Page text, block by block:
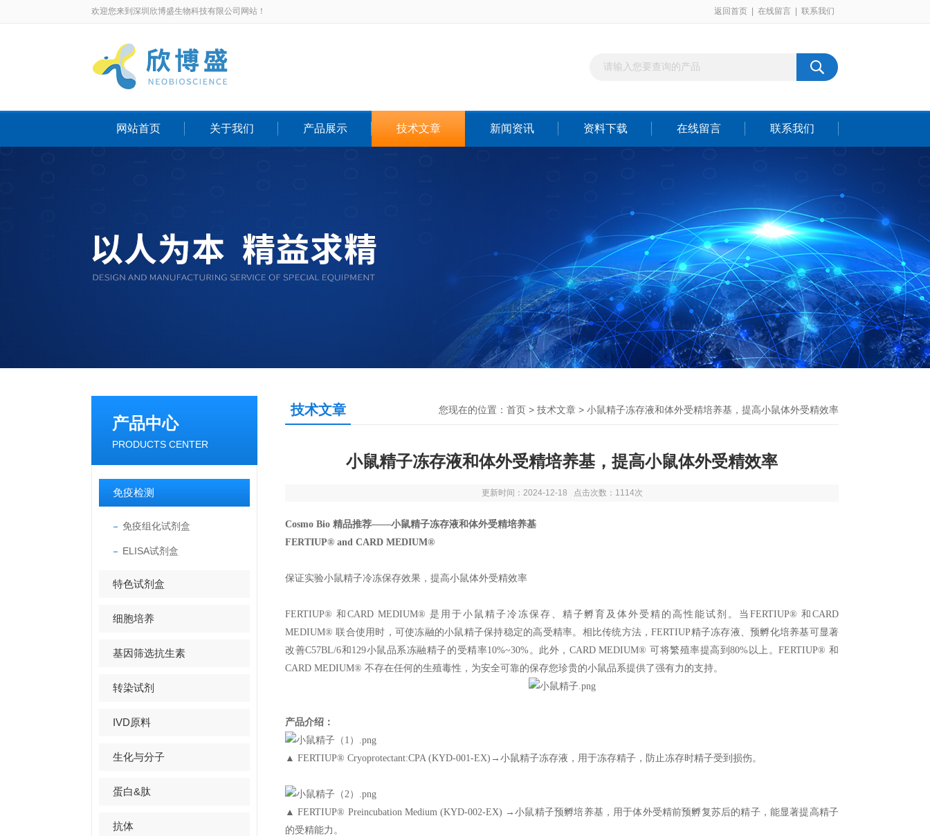
欢迎您来到深圳欣博盛生物科技有限公司网站！ 返回首页 在线留言 联系我们
网站首页 关于我们 产品展示 技术文章 新闻资讯 资料下载 在线留言 联系我们
产品中心
PRODUCTS CENTER
免疫检测
免疫组化试剂盒
ELISA试剂盒
特色试剂盒
细胞培养
基因筛选抗生素
转染试剂
IVD原料
生化与分子
蛋白&肽
抗体
技术文章 您现在的位置： 首页 > 技术文章 > 小鼠精子冻存液和体外受精培养基，提高小鼠体外受精效率
小鼠精子冻存液和体外受精培养基，提高小鼠体外受精效率
更新时间：2024-12-18 点击次数：1114次
Cosmo Bio 精品推荐——小鼠精子冻存液和体外受精培养基
FERTIUP® and CARD MEDIUM®
保证实验小鼠精子冷冻保存效果，提高小鼠体外受精效率
FERTIUP® 和CARD MEDIUM® 是用于小鼠精子冷冻保存、精子孵育及体外受精的高性能试剂。当FERTIUP® 和CARD
MEDIUM® 联合使用时，可使冻融的小鼠精子保持稳定的高受精率。相比传统方法，FERTIUP精子冻存液、预孵化培养基可显著
改善C57BL/6和129小鼠品系冻融精子的受精率10%~30%。此外，CARD MEDIUM® 可将繁殖率提高到80%以上。FERTIUP® 和
CARD MEDIUM® 不存在任何的生殖毒性，为安全可靠的保存您珍贵的小鼠品系提供了强有力的支持。
产品介绍：
▲ FERTIUP® Cryoprotectant:CPA (KYD-001-EX)→小鼠精子冻存液，用于冻存精子，防止冻存时精子受到损伤。
▲ FERTIUP® Preincubation Medium (KYD-002-EX) →小鼠精子预孵培养基，用于体外受精前预孵复苏后的精子，能显著提高精子
的受精能力。